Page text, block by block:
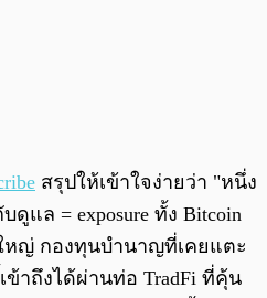
สรุปให้เข้าใจง่ายว่า "หนึ่ง
แล = exposure ทั้ง Bitcoin
หญ่ กองทุนบำนาญที่เคยแตะ
ข้าถึงได้ผ่านท่อ TradFi ที่คุ้น